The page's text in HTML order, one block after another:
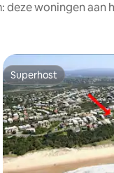
deze woningen
Superhost
Superhost